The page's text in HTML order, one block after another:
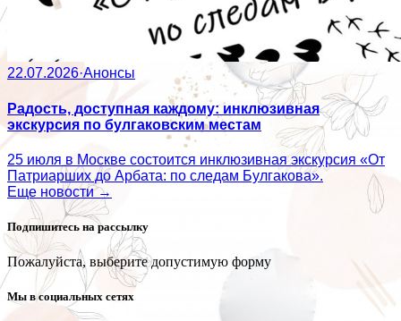
22.07.2026·Анонсы
Радость, доступная каждому: инклюзивная
экскурсия по булгаковским местам
25 июля в Москве состоится инклюзивная экскурсия «От
Патриарших до Арбата: по следам Булгакова».
Еще новости →
Подпишитесь на рассылку
Пожалуйста, выберите допустимую форму
Мы в социальных сетях